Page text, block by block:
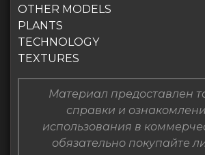
OTHER MODELS
PLANTS
TECHNOLOGY
TEXTURES
Материал предоставлен
справки и
использования в
обязательно покупайте